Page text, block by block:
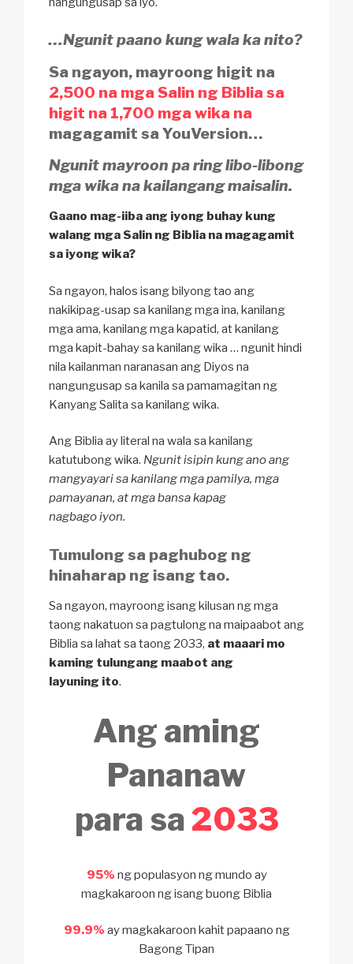
…Ngunit paano kung wala ka nito?
Sa ngayon, mayroong higit na
2,500 na mga Salin ng Biblia sa
higit na 1,700 mga wika na
magagamit sa YouVersion…
Ngunit mayroon pa ring libo-libong
mga wika na kailangang maisalin.
Gaano mag-iiba ang iyong buhay kung
walang mga Salin ng Biblia na magagamit
sa iyong wika?
Sa ngayon, halos isang bilyong tao ang
nakikipag-usap sa kanilang mga ina, kanilang
mga ama, kanilang mga kapatid, at kanilang
mga kapit-bahay sa kanilang wika … ngunit hindi
nila kailanman naranasan ang Diyos na
nangungusap sa kanila sa pamamagitan ng
Kanyang Salita sa kanilang wika.
Ang Biblia ay literal na wala sa kanilang
katutubong wika. Ngunit isipin kung ano ang
mangyayari sa kanilang mga pamilya, mga
pamayanan, at mga bansa kapag
nagbago iyon.
Tumulong sa paghubog ng
hinaharap ng isang tao.
Sa ngayon, mayroong isang kilusan ng mga
taong nakatuon sa pagtulong na maipaabot ang
Biblia sa lahat sa taong 2033, at maaari mo
kaming tulungang maabot ang
layuning ito.
Ang aming
Pananaw
para sa2033
95% ng populasyon ng mundo ay
magkakaroon ng isang buong Biblia
99.9% ay magkakaroon kahitpapaano ng
Bagong Tipan